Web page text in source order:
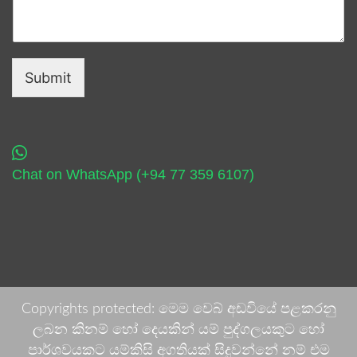
Submit
Chat on WhatsApp (+94 77 359 6107)
Copyrights protected: මෙම වෙබ් අඩවියේ පළකරනු
ලබන කිනම් හෝ දෙයකින් යම් පුද්ගලයකුට හෝ
පාර්ශවයකට යම්කිසි අගතියක් සිදුවන්නේ නම් එම